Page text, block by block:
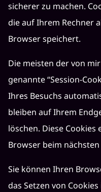
sicherer zu machen.
die auf Ihrem Rechner
Browser speichert.
Die meisten der von
genannte “Session-
Ihres Besuchs
bleiben auf Ihrem
löschen. Diese
Browser beim
Sie können Ihren
das Setzen von